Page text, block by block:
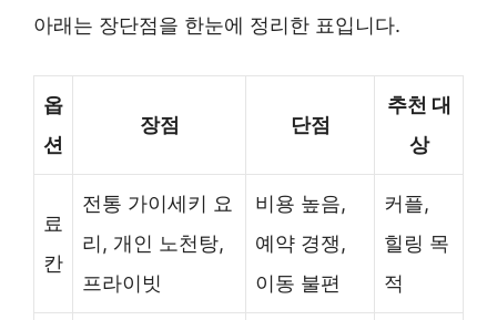
아래는 장단점을 한눈에 정리한 표입니다.
옵
션
장점 단점
추천 대
상
료
칸
전통 가이세키 요
리, 개인 노천탕,
프라이빗
비용 높음,
예약 경쟁,
이동 불편
커플,
힐링 목
적